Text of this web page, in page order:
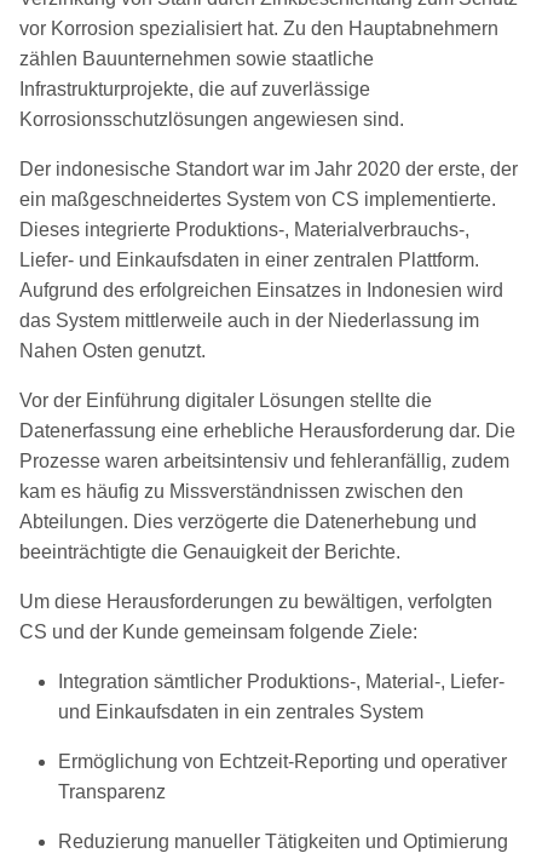
vor Korrosion spezialisiert hat. Zu den Hauptabnehmern
zählen Bauunternehmen sowie staatliche
Infrastrukturprojekte, die auf zuverlässige
Korrosionsschutzlösungen angewiesen sind.
Der indonesische Standort war im Jahr 2020 der erste, der
ein maßgeschneidertes System von CS implementierte.
Dieses integrierte Produktions-, Materialverbrauchs-,
Liefer- und Einkaufsdaten in einer zentralen Plattform.
Aufgrund des erfolgreichen Einsatzes in Indonesien wird
das System mittlerweile auch in der Niederlassung im
Nahen Osten genutzt.
Vor der Einführung digitaler Lösungen stellte die
Datenerfassung eine erhebliche Herausforderung dar. Die
Prozesse waren arbeitsintensiv und fehleranfällig, zudem
kam es häufig zu Missverständnissen zwischen den
Abteilungen. Dies verzögerte die Datenerhebung und
beeinträchtigte die Genauigkeit der Berichte.
Um diese Herausforderungen zu bewältigen, verfolgten
CS und der Kunde gemeinsam folgende Ziele:
Integration sämtlicher Produktions-, Material-, Liefer-
und Einkaufsdaten in ein zentrales System
Ermöglichung von Echtzeit-Reporting und operativer
Transparenz
Reduzierung manueller Tätigkeiten und Optimierung